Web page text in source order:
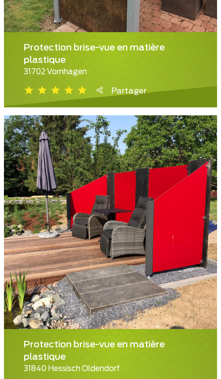
Protection brise-vue en matière
plastique
31702 Vornhagen
Partager
Protection brise-vue en matière
plastique
31840 Hessisch Oldendorf